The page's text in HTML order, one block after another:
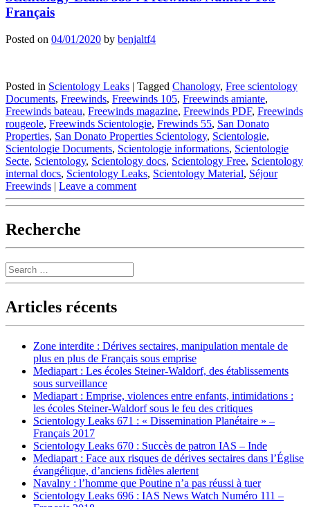
Français
Posted on 04/01/2020 by benjaltf4
Posted in Scientology Leaks | Tagged Chanology, Free scientology
Documents, Freewinds, Freewinds 105, Freewinds amiante,
Freewinds bateau, Freewinds magazine, Freewinds PDF, Freewinds
rougeole, Freewinds Scientologie, Frewinds 55, San Donato
Properties, San Donato Properties Scientology, Scientologie,
Scientologie Documents, Scientologie informations, Scientologie
Secte, Scientology, Scientology docs, Scientology Free, Scientology
internal docs, Scientology Leaks, Scientology Material, Séjour
Freewinds | Leave a comment
Recherche
Search
Articles récents
Zone interdite : Dérives sectaires, manipulation mentale de
plus en plus de Français sous emprise
Mediapart : Les écoles Steiner-Waldorf, des établissements
sous surveillance
Mediapart : Emprise, violences entre enfants, intimidations :
les écoles Steiner-Waldorf sous le feu des critiques
Scientology Leaks 671 : « Dissemination Planétaire » –
Français 2017
Scientology Leaks 670 : Succès de patron IAS – Inde
Mediapart : Face aux risques de dérives sectaires dans l’Église
évangélique, d’anciens fidèles alertent
Navalny : l’homme que Poutine n’a pas réussi à tuer
Scientology Leaks 696 : IAS News Watch Numéro 111 –